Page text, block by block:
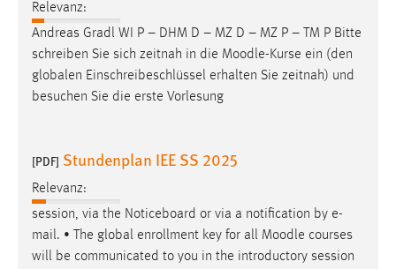
Relevanz:
Andreas Gradl WI P – DHM D – MZ D – MZ P – TM P Bitte
schreiben Sie sich zeitnah in die Moodle-Kurse ein (den
globalen Einschreibeschlüssel erhalten Sie zeitnah) und
besuchen Sie die erste Vorlesung
[PDF] Stundenplan IEE SS 2025
Relevanz:
session, via the Noticeboard or via a notification by e-
mail. • The global enrollment key for all Moodle courses
will be communicated to you in the introductory session